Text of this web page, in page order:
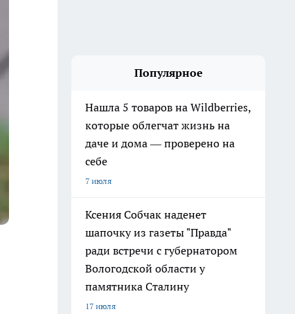
Популярное
Нашла 5 товаров на Wildberries,
которые облегчат жизнь на
даче и дома — проверено на
себе
7 июля
Ксения Собчак наденет
шапочку из газеты "Правда"
ради встречи с губернатором
Вологодской области у
памятника Сталину
17 июля